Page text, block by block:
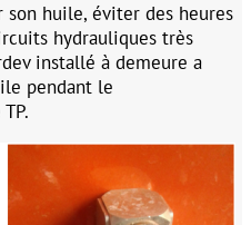
son huile, éviter des heures
hydrauliques très
installé à demeure a
pendant le